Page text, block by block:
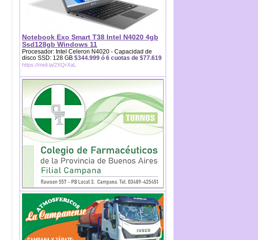
Notebook Exo Smart T38 Intel N4020 4gb
Ssd128gb Windows 11
Procesador: Intel Celeron N4020 - Capacidad de
disco SSD: 128 GB $344.999 ó 6 cuotas de $77.619
https://meli.la/2XQrXaL